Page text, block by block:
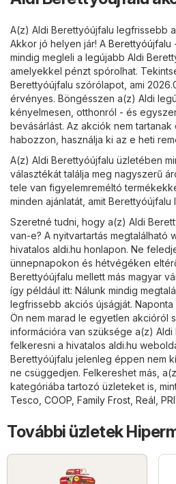
A(z) Aldi Berettyóújfalu legfrissebb
Akkor jó helyen jár! A Berettyóújfalu
mindig megleli a legújabb Aldi
amelyekkel pénzt spórolhat.
Berettyóújfalu szórólapot, ami
érvényes. Böngésszen a(z) Aldi
kényelmesen, otthonról - és
bevásárlást. Az akciók nem
habozzon, használja ki az e heti
A(z) Aldi Berettyóújfalu üzletében
választékát találja meg nagyszerű
tele van figyelemreméltó
minden ajánlatát, amit Berettyóújfalu
Szeretné tudni, hogy a(z) Aldi
van-e? A nyitvartartás megtalálható
hivatalos aldi.hu honlapon. Ne
ünnepnapokon és hétvégéken
Berettyóújfalu mellett más magyar
így például itt: Nálunk mindig
legfrissebb akciós újságját.
Ön nem marad le egyetlen akcióról
információra van szüksége a(z) Aldi
felkeresni a hivatalos aldi.hu
Berettyóújfalu jelenleg éppen nem
ne csüggedjen. Felkereshet más,
kategóriába tartozó üzleteket is,
Tesco COOP Family Frost Reál
További üzletek